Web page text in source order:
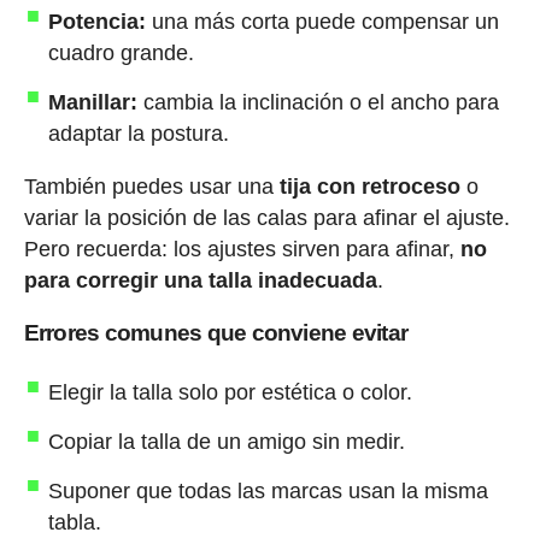
Potencia: una más corta puede compensar un
cuadro grande.
Manillar: cambia la inclinación o el ancho para
adaptar la postura.
También puedes usar una tija con retrocesoo
variar la posición de las calas para afinar el ajuste.
Pero recuerda: los ajustes sirven para afinar, no
para corregir una talla inadecuada.
Errores comunes que conviene evitar
Elegir la talla solo por estética o color.
Copiar la talla de un amigo sin medir.
Suponer que todas las marcas usan la misma
tabla.